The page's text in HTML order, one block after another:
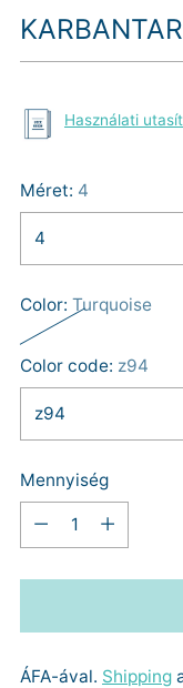
Használati
Méret: 4
Color: Turquoise
Color code: z94
Mennyiség
Mennyiség
ÁFA-ával. Shipping